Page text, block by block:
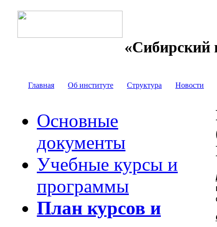
«Сибирский
Главная Об институте Структура Новости
Основные
документы
Учебные курсы и
программы
План курсов и